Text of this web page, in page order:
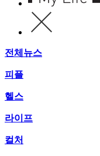
전체뉴스
피플
헬스
라이프
컬처